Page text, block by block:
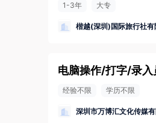
1-3年 大专
楷越(深圳)国际旅行社有
电脑操作/打字/录入
经验不限 学历不限
深圳市万博汇文化传媒